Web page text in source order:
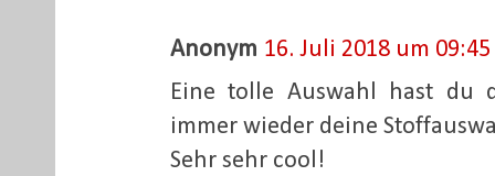
Anonym 16. Juli 2018 um 09:45
Eine tolle Auswahl hast du
immer wieder deine
Sehr sehr cool!